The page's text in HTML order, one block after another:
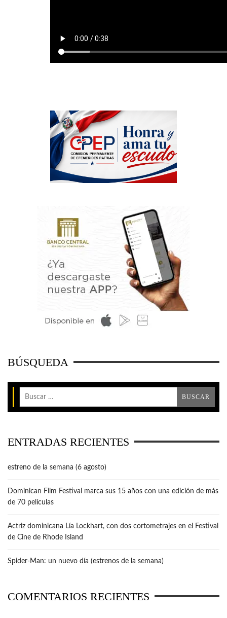
BÚSQUEDA
ENTRADAS RECIENTES
estreno de la semana (6 agosto)
Dominican Film Festival marca sus 15 años con una edición de más
de 70 películas
Actriz dominicana Lía Lockhart, con dos cortometrajes en el Festival
de Cine de Rhode Island
Spider-Man: un nuevo día (estrenos de la semana)
COMENTARIOS RECIENTES